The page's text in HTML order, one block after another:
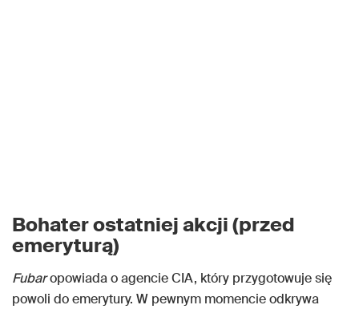
Bohater ostatniej akcji (przed
emeryturą)
Fubaropowiada o agencie CIA, który przygotowuje się
powoli do emerytury. W pewnym momencie odkrywa